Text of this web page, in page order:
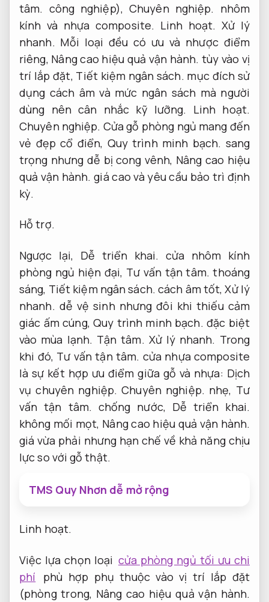
tâm. công nghiệp),Chuyên nghiệp. nhôm
kính và nhựa composite. Linh hoạt. Xử lý
nhanh. Mỗi loại đều có ưu và nhược điểm
riêng, Nâng cao hiệu quả vận hành. tùy vào vị
trí lắp đặt, Tiết kiệm ngân sách. mục đích sử
dụng cách âm và mức ngân sách mà người
dùng nên cân nhắc kỹ lưỡng. Linh hoạt.
Chuyên nghiệp. Cửa gỗ phòng ngủ mang đến
vẻ đẹp cổ điển, Quy trình minh bạch. sang
trọng nhưng dễ bị cong vênh, Nâng cao hiệu
quả vận hành. giá cao và yêu cầu bảo trì định
kỳ.
Hỗ trợ.
Ngược lại, Dễ triển khai. cửa nhôm kính
phòng ngủ hiện đại, Tư vấn tận tâm. thoáng
sáng, Tiết kiệm ngân sách. cách âm tốt,Xử lý
nhanh. dễ vệ sinh nhưng đôi khi thiếu cảm
giác ấm cúng,Quy trình minh bạch. đặc biệt
vào mùa lạnh. Tận tâm. Xử lý nhanh. Trong
khi đó, Tư vấn tận tâm. cửa nhựa composite
là sự kết hợp ưu điểm giữa gỗ và nhựa: Dịch
vụ chuyên nghiệp. Chuyên nghiệp. nhẹ, Tư
vấn tận tâm. chống nước, Dễ triển khai.
không mối mọt, Nâng cao hiệu quả vận hành.
giá vừa phải nhưng hạn chế về khả năng chịu
lực so với gỗ thật.
TMS Quy Nhơn dễ mở rộng
Linh hoạt.
Việc lựa chọn loại cửa phòng ngủ tối ưu chi
phí
phù hợp phụ thuộc vào vị trí lắp đặt
(phòng trong, Nâng cao hiệu quả vận hành.